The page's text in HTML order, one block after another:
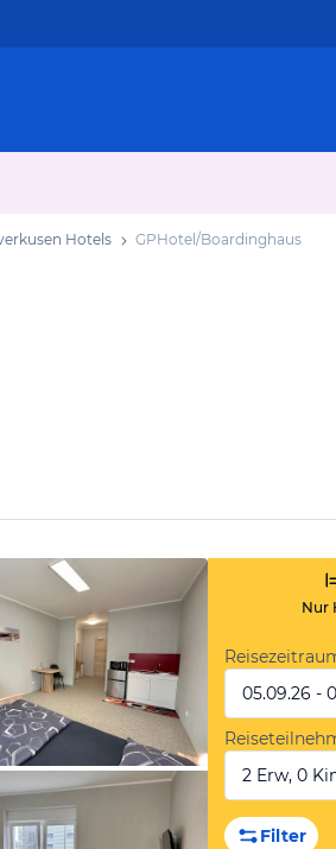
Hotels GPHotel/Boardinghaus
Nur
05.09.26 -
2 Erw, 0
Filter